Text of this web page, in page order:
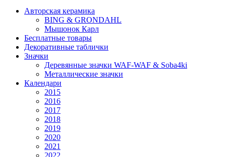
Авторская керамика
BING & GRONDAHL
Мышонок Карл
Бесплатные товары
Декоративные таблички
Значки
Деревянные значки WAF-WAF & Soba4ki
Металлические значки
Календари
2015
2016
2017
2018
2019
2020
2021
2022